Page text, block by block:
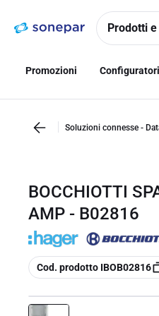
navigazionealla
Prodotti
Promozioni Configuratori
Soluzioni connesse -
BOCCHIOTTI
AMP - B02816
copia
Cod. prodotto IBOB02816